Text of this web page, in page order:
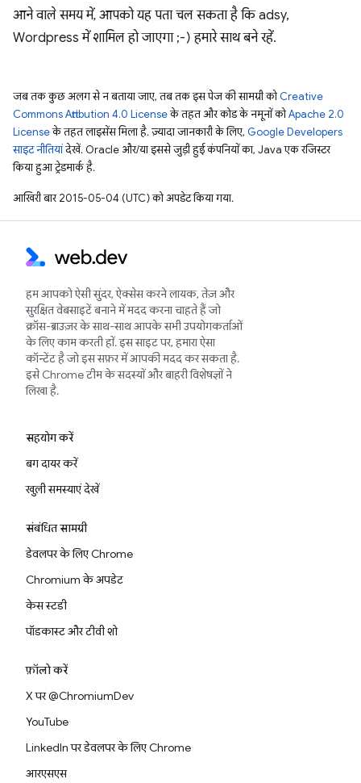
आने वाले समय में, आपको यह पता चल सकता है कि adsy,
Wordpress में शामिल हो जाएगा ;-) हमारे साथ बने रहें.
जब तक कुछ अलग से न बताया जाए, तब तक इस पेज की सामग्री कोCreative
Commons Attribution 4.0 Licenseके तहत और कोड के नमूनों कोApache 2.0
Licenseके तहत लाइसेंस मिला है. ज़्यादा जानकारी के लिए, Google Developers
साइट नीतियांदेखें. Oracle और/या इससे जुड़ी हुई कंपनियों का, Java एक रजिस्टर
किया हुआ ट्रेडमार्क है.
आखिरी बार 2015-05-04 (UTC) को अपडेट किया गया.
हम आपको ऐसी सुंदर, ऐक्सेस करने लायक, तेज़ और
सुरक्षित वेबसाइटें बनाने में मदद करना चाहते हैं जो
क्रॉस-ब्राउज़र के साथ-साथ आपके सभी उपयोगकर्ताओं
के लिए काम करती हों. इस साइट पर, हमारा ऐसा
कॉन्टेंट है जो इस सफ़र में आपकी मदद कर सकता है.
इसे Chrome टीम के सदस्यों और बाहरी विशेषज्ञों ने
लिखा है.
सहयोग करें
बग दायर करें
खुली समस्याएं देखें
संबंधित सामग्री
डेवलपर के लिए Chrome
Chromium के अपडेट
केस स्टडी
पॉडकास्ट और टीवी शो
फ़ॉलो करें
X पर @ChromiumDev
YouTube
LinkedIn पर डेवलपर के लिए Chrome
आरएसएस